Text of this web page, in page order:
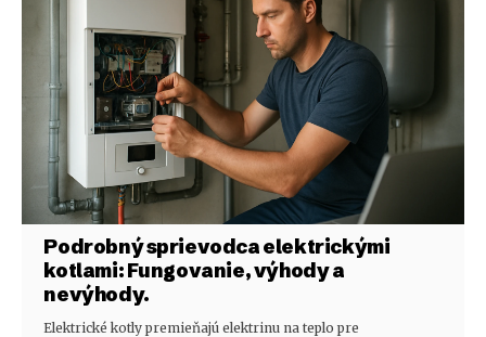
Podrobný sprievodca elektrickými
kotlami: Fungovanie, výhody a
nevýhody.
Elektrické kotly premieňajú elektrinu na teplo pre